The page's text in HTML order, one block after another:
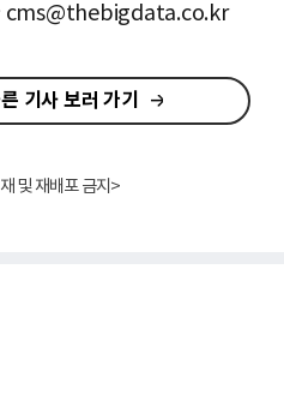
cms@thebigdata.co.kr
기사 보러 가기
및 재배포 금지>